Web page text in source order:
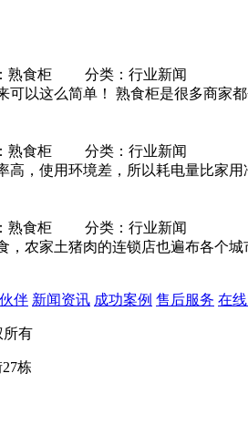
熟食柜 分类：行业新闻
可以这么简单！ 熟食柜是很多商家
熟食柜 分类：行业新闻
高，使用环境差，所以耗电量比家
熟食柜 分类：行业新闻
，农家土猪肉的连锁店也遍布各个
伴 新闻资讯 成功案例 售后服务 在
所有
栋